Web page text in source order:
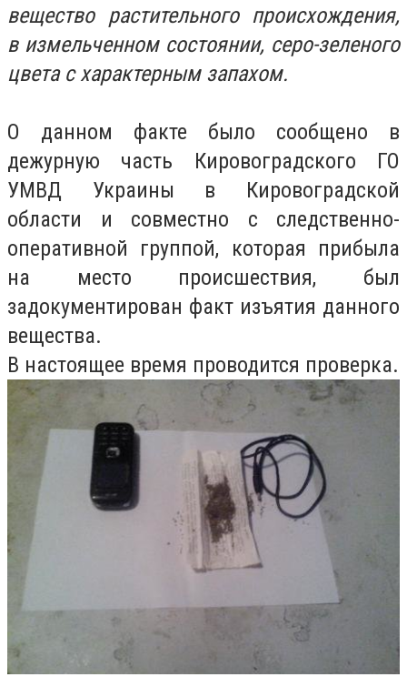
вещество растительного происхождения,
в измельченном состоянии, серо-зеленого
цвета с характерным запахом.
О данном факте было сообщено в
дежурную часть Кировоградского ГО
УМВД Украины в Кировоградской
области и совместно с следственно-
оперативной группой, которая прибыла
на место происшествия, был
задокументирован факт изъятия данного
вещества.
В настоящее время проводится проверка.